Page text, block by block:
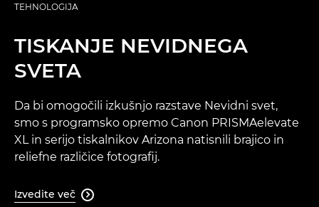
TEHNOLOGIJA
TISKANJE NEVIDNEGA
SVETA
Da bi omogočili izkušnjo razstave Nevidni svet,
smo s programsko opremo Canon PRISMAelevate
XL in serijo tiskalnikov Arizona natisnili brajico in
reliefne različice fotografij.
Izvedite več 